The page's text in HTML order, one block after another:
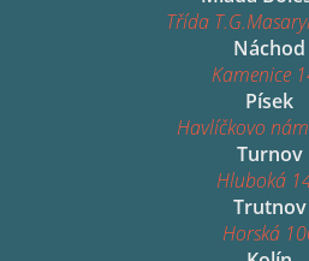
Třída
Náchod
Kamenice
Písek
Havlíčkovo
Turnov
Hluboká
Trutnov
Horská